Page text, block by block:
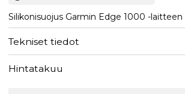
Silikonisuojus Garmin Edge 1000 -laitteen
Tekniset tiedot
Hintatakuu